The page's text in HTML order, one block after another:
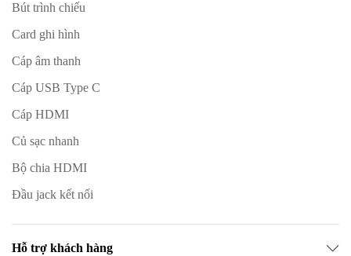
Bút trình chiếu
Card ghi hình
Cáp âm thanh
Cáp USB Type C
Cáp HDMI
Củ sạc nhanh
Bộ chia HDMI
Đầu jack kết nối
Hỗ trợ khách hàng